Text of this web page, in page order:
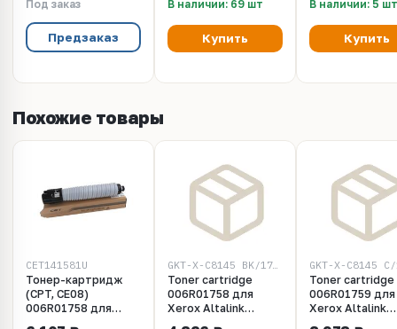
(CET) Cyan, 336г,
28000 стр.,
CET141582
Под заказ
Предзаказ
В наличии: 69 шт
Купить
180000 стр.,
CET471082
В наличии: 5 шт
Купить
Похожие товары
CET141581U
Тонер-картридж
(CPT, CE08)
006R01758 для
GKT-X-C8145 BK/1758
Toner cartridge
006R01758 для
Xerox Altalink
GKT-X-C8145
Toner cartridge
006R01759 для
Xerox Altalink